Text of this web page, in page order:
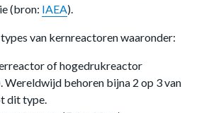
(bron: IAEA).
van kernreactoren waaronder:
of hogedrukreactor
Wereldwijd behoren bijna 2 op 3 van
dit type.